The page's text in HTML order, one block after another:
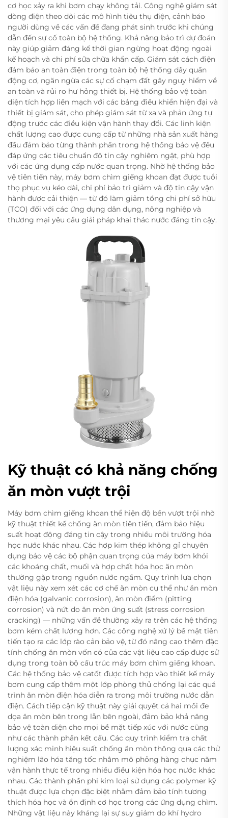
cơ học xảy ra khi bơm chạy không tải. Công nghệ giám sát
dòng điện theo dõi các mô hình tiêu thụ điện, cảnh báo
người dùng về các vấn đề đang phát sinh trước khi chúng
dẫn đến sự cố toàn bộ hệ thống. Khả năng bảo trì dự đoán
này giúp giảm đáng kể thời gian ngừng hoạt động ngoài
kế hoạch và chi phí sửa chữa khẩn cấp. Giám sát cách điện
đảm bảo an toàn điện trong toàn bộ hệ thống dây quấn
động cơ, ngăn ngừa các sự cố chạm đất gây nguy hiểm về
an toàn và rủi ro hư hỏng thiết bị. Hệ thống bảo vệ toàn
diện tích hợp liền mạch với các bảng điều khiển hiện đại và
thiết bị giám sát, cho phép giám sát từ xa và phản ứng tự
động trước các điều kiện vận hành thay đổi. Các linh kiện
chất lượng cao được cung cấp từ những nhà sản xuất hàng
đầu đảm bảo từng thành phần trong hệ thống bảo vệ đều
đáp ứng các tiêu chuẩn độ tin cậy nghiêm ngặt, phù hợp
với các ứng dụng cấp nước quan trọng. Nhờ hệ thống bảo
vệ tiên tiến này, máy bơm chìm giếng khoan đạt được tuổi
thọ phục vụ kéo dài, chi phí bảo trì giảm và độ tin cậy vận
hành được cải thiện — từ đó làm giảm tổng chi phí sở hữu
(TCO) đối với các ứng dụng dân dụng, nông nghiệp và
thương mại yêu cầu giải pháp khai thác nước đáng tin cậy.
Kỹ thuật có khả năng chống
ăn mòn vượt trội
Máy bơm chìm giếng khoan thể hiện độ bền vượt trội nhờ
kỹ thuật thiết kế chống ăn mòn tiên tiến, đảm bảo hiệu
suất hoạt động đáng tin cậy trong nhiều môi trường hóa
học nước khác nhau. Các hợp kim thép không gỉ chuyên
dụng bảo vệ các bộ phận quan trọng của máy bơm khỏi
các khoáng chất, muối và hợp chất hóa học ăn mòn
thường gặp trong nguồn nước ngầm. Quy trình lựa chọn
vật liệu này xem xét các cơ chế ăn mòn cụ thể như ăn mòn
điện hóa (galvanic corrosion), ăn mòn điểm (pitting
corrosion) và nứt do ăn mòn ứng suất (stress corrosion
cracking) — những vấn đề thường xảy ra trên các hệ thống
bơm kém chất lượng hơn. Các công nghệ xử lý bề mặt tiên
tiến tạo ra các lớp rào cản bảo vệ, từ đó nâng cao thêm đặc
tính chống ăn mòn vốn có của các vật liệu cao cấp được sử
dụng trong toàn bộ cấu trúc máy bơm chìm giếng khoan.
Các hệ thống bảo vệ catốt được tích hợp vào thiết kế máy
bơm cung cấp thêm một lớp phòng thủ chống lại các quá
trình ăn mòn điện hóa diễn ra trong môi trường nước dẫn
điện. Cách tiếp cận kỹ thuật này giải quyết cả hai mối đe
dọa ăn mòn bên trong lẫn bên ngoài, đảm bảo khả năng
bảo vệ toàn diện cho mọi bề mặt tiếp xúc với nước cũng
như các thành phần kết cấu. Các quy trình kiểm tra chất
lượng xác minh hiệu suất chống ăn mòn thông qua các thử
nghiệm lão hóa tăng tốc nhằm mô phỏng hàng chục năm
vận hành thực tế trong nhiều điều kiện hóa học nước khác
nhau. Các thành phần phi kim loại sử dụng các polymer kỹ
thuật được lựa chọn đặc biệt nhằm đảm bảo tính tương
thích hóa học và ổn định cơ học trong các ứng dụng chìm.
Những vật liệu này kháng lại sự suy giảm do khí hydro